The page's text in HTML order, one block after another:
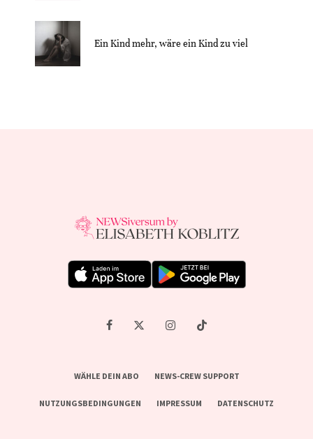
Ein Kind mehr, wäre ein Kind zu viel
WÄHLE DEIN ABO NEWS-CREW SUPPORT
NUTZUNGSBEDINGUNGEN IMPRESSUM DATENSCHUTZ